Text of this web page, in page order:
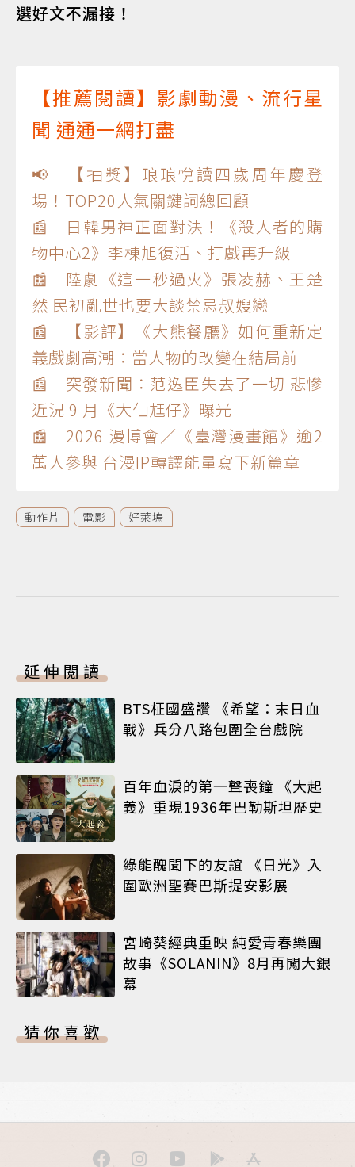
選好文不漏接！
【推薦閱讀】影劇動漫、流行星
聞 通通一網打盡
📢 【抽獎】琅琅悅讀四歲周年慶登
場！TOP20人氣關鍵詞總回顧
📰 日韓男神正面對決！《殺人者的購
物中心2》李棟旭復活、打戲再升級
📰 陸劇《這一秒過火》張凌赫、王楚
然 民初亂世也要大談禁忌叔嫂戀
📰 【影評】《大熊餐廳》如何重新定
義戲劇高潮：當人物的改變在結局前
📰 突發新聞：范逸臣失去了一切 悲慘
近況 9 月《大仙尪仔》曝光
📰 2026 漫博會／《臺灣漫畫館》逾2
萬人參與 台漫IP轉譯能量寫下新篇章
動作片 電影 好萊塢
延伸閱讀
BTS柾國盛讚 《希望：末日血
戰》兵分八路包圍全台戲院
百年血淚的第一聲喪鐘 《大起
義》重現1936年巴勒斯坦歷史
綠能醜聞下的友誼 《日光》入
圍歐洲聖賽巴斯提安影展
宮崎葵經典重映 純愛青春樂團
故事《SOLANIN》8月再闖大銀
幕
猜你喜歡